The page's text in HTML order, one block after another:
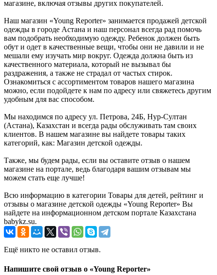
магазине, включая отзывы других покупателей.
Наш магазин «Young Reporter» занимается продажей детской
одежды в городе Астана и наш персонал всегда рад помочь
вам подобрать необходимую одежду. Ребенок должен быть
обут и одет в качественные вещи, чтобы они не давили и не
мешали ему изучать мир вокруг. Одежда должна быть из
качественного материала, который не вызывал бы
раздражения, а также не страдал от частых стирок.
Ознакомиться с ассортиментом товаров нашего магазина
можно, если подойдете к нам по адресу или свяжетесь другим
удобным для вас способом.
Мы находимся по адресу ул. Петрова, 24Б, Нур-Султан
(Астана), Казахстан и всегда рады обслуживать там своих
клиентов. В нашем магазине вы найдете товары таких
категорий, как: Магазин детской одежды.
Также, мы будем рады, если вы оставите отзыв о нашем
магазине на портале, ведь благодаря вашим отзывам мы
можем стать еще лучше!
Всю информацию в категории Товары для детей, рейтинг и
отзывы о магазине детской одежды «Young Reporter» Вы
найдете на информационном детском портале Казахстана
babykz.su.
Ещё никто не оставил отзыв.
Напишите свой отзыв о «Young Reporter»